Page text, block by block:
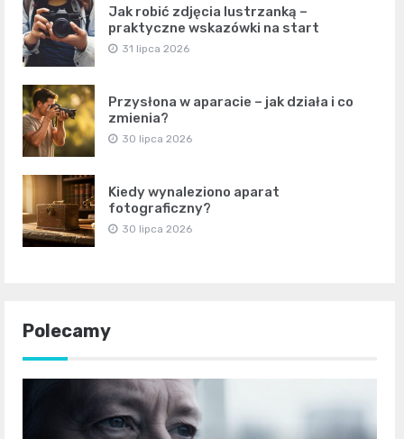
Jak robić zdjęcia lustrzanką –
praktyczne wskazówki na start
31 lipca 2026
Przysłona w aparacie – jak działa i co
zmienia?
30 lipca 2026
Kiedy wynaleziono aparat
fotograficzny?
30 lipca 2026
Polecamy